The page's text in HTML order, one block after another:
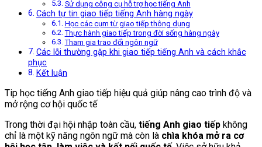
Sử dụng công cụ hỗ trợ học tiếng Anh
Cách tự tin giao tiếp tiếng Anh hàng ngày
Học các cụm từ giao tiếp thông dụng
Thực hành giao tiếp trong đời sống hàng ngày
Tham gia trao đổi ngôn ngữ
Các lỗi thường gặp khi giao tiếp tiếng Anh và cách khắc
phục
Kết luận
Tip học tiếng Anh giao tiếp hiệu quả giúp nâng cao trình độ và
mở rộng cơ hội quốc tế
Trong thời đại hội nhập toàn cầu, tiếng Anh giao tiếp không
chỉ là một kỹ năng ngôn ngữ mà còn là chìa khóa mở ra cơ